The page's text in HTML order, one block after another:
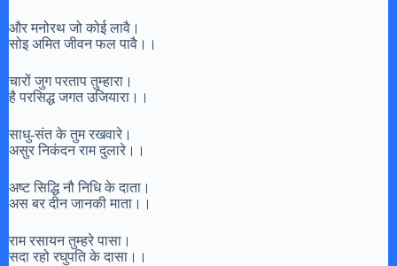
और मनोरथ जो कोई लावै।
सोइ अमित जीवन फल पावै।।
चारों जुग परताप तुम्हारा।
है परसिद्ध जगत उजियारा।।
साधु-संत के तुम रखवारे।
असुर निकंदन राम दुलारे।।
अष्ट सिद्धि नौ निधि के दाता।
अस बर दीन जानकी माता।।
राम रसायन तुम्हरे पासा।
सदा रहो रघुपति के दासा।।